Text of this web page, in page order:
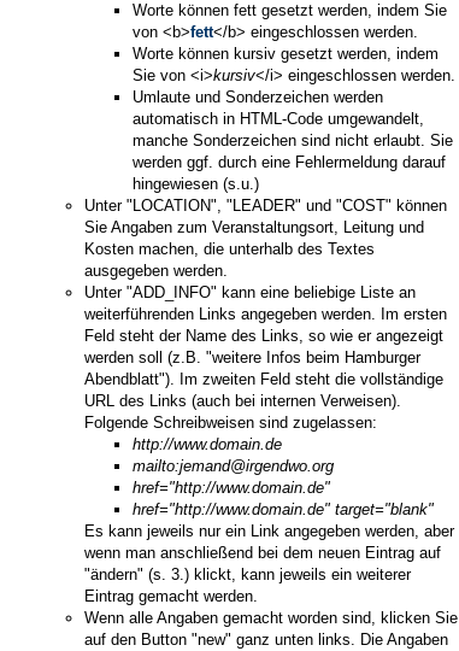
Worte können fett gesetzt werden, indem Sie
von <b>fett</b> eingeschlossen werden.
Worte können kursiv gesetzt werden, indem
Sie von <i>kursiv</i> eingeschlossen werden.
Umlaute und Sonderzeichen werden
automatisch in HTML-Code umgewandelt,
manche Sonderzeichen sind nicht erlaubt. Sie
werden ggf. durch eine Fehlermeldung darauf
hingewiesen (s.u.)
Unter "LOCATION", "LEADER" und "COST" können
Sie Angaben zum Veranstaltungsort, Leitung und
Kosten machen, die unterhalb des Textes
ausgegeben werden.
Unter "ADD_INFO" kann eine beliebige Liste an
weiterführenden Links angegeben werden. Im ersten
Feld steht der Name des Links, so wie er angezeigt
werden soll (z.B. "weitere Infos beim Hamburger
Abendblatt"). Im zweiten Feld steht die vollständige
URL des Links (auch bei internen Verweisen).
Folgende Schreibweisen sind zugelassen:
http://www.domain.de
mailto:jemand@irgendwo.org
href="http://www.domain.de"
href="http://www.domain.de" target="blank"
Es kann jeweils nur ein Link angegeben werden, aber
wenn man anschließend bei dem neuen Eintrag auf
"ändern" (s. 3.) klickt, kann jeweils ein weiterer
Eintrag gemacht werden.
Wenn alle Angaben gemacht worden sind, klicken Sie
auf den Button "new" ganz unten links. Die Angaben